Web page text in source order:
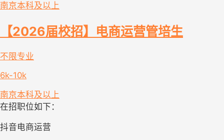
南京本科及以上
【2026届校招】电商运营管培生
不限专业
6k-10k
南京本科及以上
在招职位如下：
抖音电商运营